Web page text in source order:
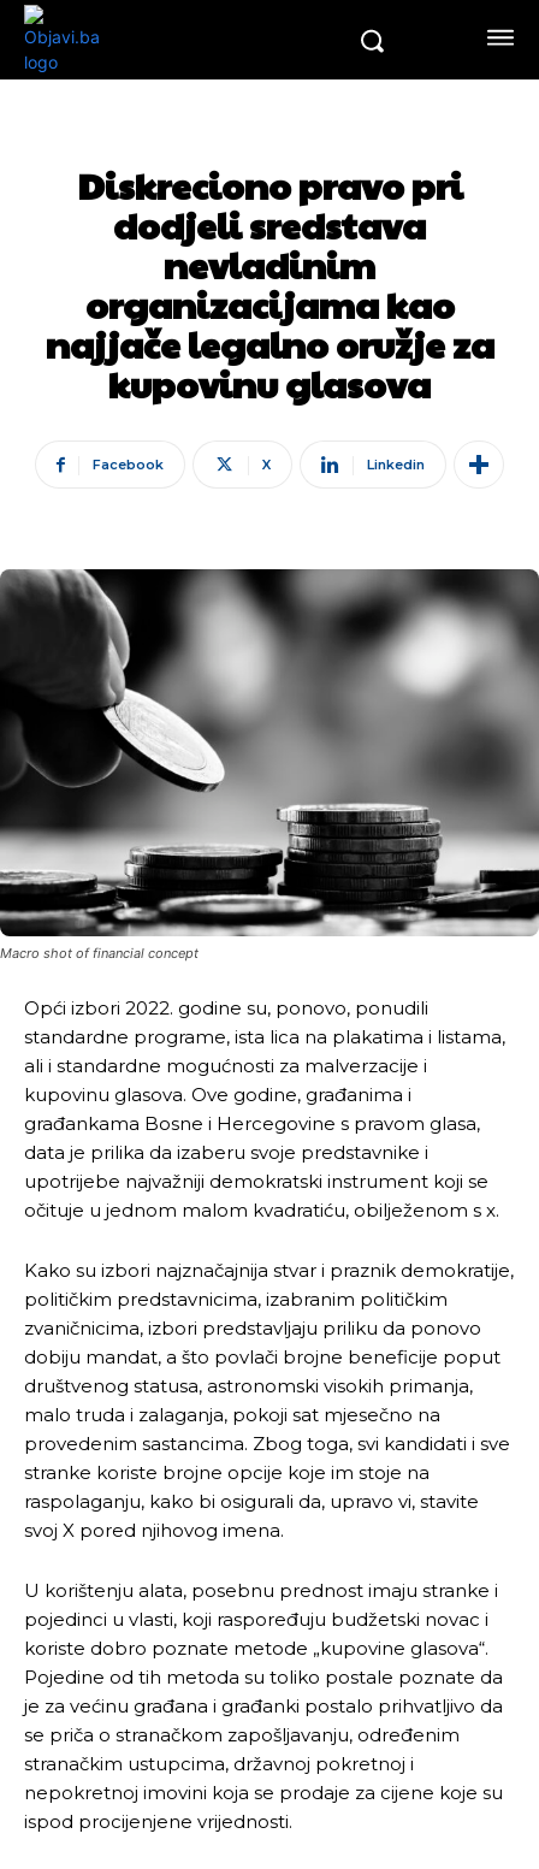
Diskreciono pravo pri
dodjeli sredstava
nevladinim
organizacijama kao
najjače legalno oružje za
kupovinu glasova
Facebook X Linkedin
Macro shot of financial concept
Opći izbori 2022. godine su, ponovo, ponudili
standardne programe, ista lica na plakatima i listama,
ali i standardne mogućnosti za malverzacije i
kupovinu glasova. Ove godine, građanima i
građankama Bosne i Hercegovine s pravom glasa,
data je prilika da izaberu svoje predstavnike i
upotrijebe najvažniji demokratski instrument koji se
očituje u jednom malom kvadratiću, obilježenom s x.
Kako su izbori najznačajnija stvar i praznik demokratije,
političkim predstavnicima, izabranim političkim
zvaničnicima, izbori predstavljaju priliku da ponovo
dobiju mandat, a što povlači brojne beneficije poput
društvenog statusa, astronomski visokih primanja,
malo truda i zalaganja, pokoji sat mjesečno na
provedenim sastancima. Zbog toga, svi kandidati i sve
stranke koriste brojne opcije koje im stoje na
raspolaganju, kako bi osigurali da, upravo vi, stavite
svoj X pored njihovog imena.
U korištenju alata, posebnu prednost imaju stranke i
pojedinci u vlasti, koji raspoređuju budžetski novac i
koriste dobro poznate metode „kupovine glasova“.
Pojedine od tih metoda su toliko postale poznate da
je za većinu građana i građanki postalo prihvatljivo da
se priča o stranačkom zapošljavanju, određenim
stranačkim ustupcima, državnoj pokretnoj i
nepokretnoj imovini koja se prodaje za cijene koje su
ispod procijenjene vrijednosti.